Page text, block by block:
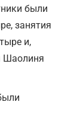
были
занятия
и,
Шаолиня